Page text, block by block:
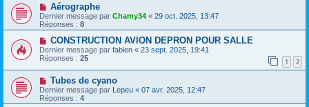
Aérographe
Dernier message par Chamy34 « 29 oct. 2025, 13:47
Réponses : 8
CONSTRUCTION AVION DEPRON POUR SALLE
Dernier message par fabien « 23 sept. 2025, 19:41
Réponses : 25 1 2
Tubes de cyano
Dernier message par Lepeu « 07 avr. 2025, 12:47
Réponses : 4